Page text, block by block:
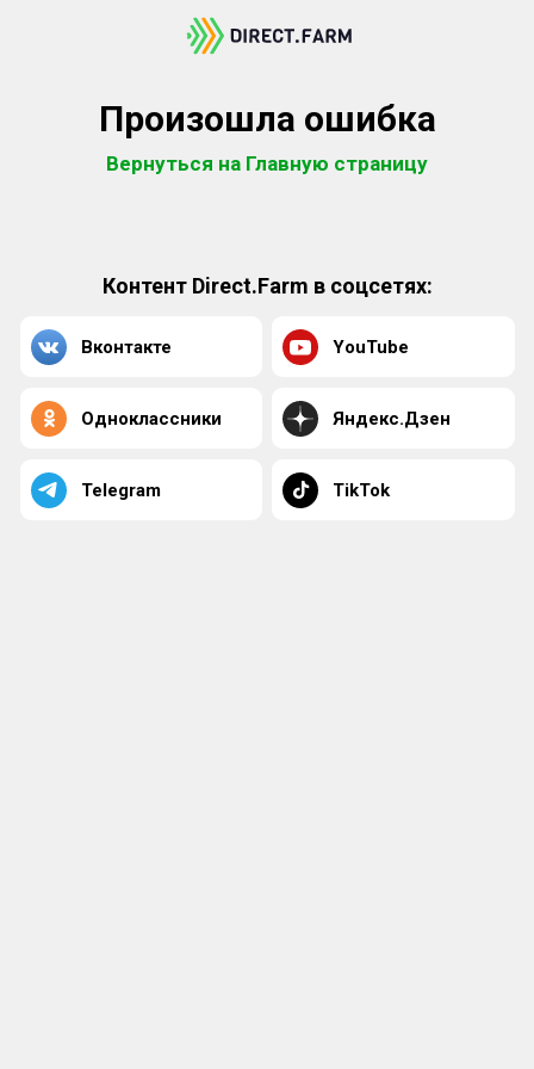
Произошла ошибка
Вернуться на Главную страницу
Контент Direct.Farm в соцсетях:
Вконтакте YouTube
Одноклассники Яндекс.Дзен
Telegram TikTok